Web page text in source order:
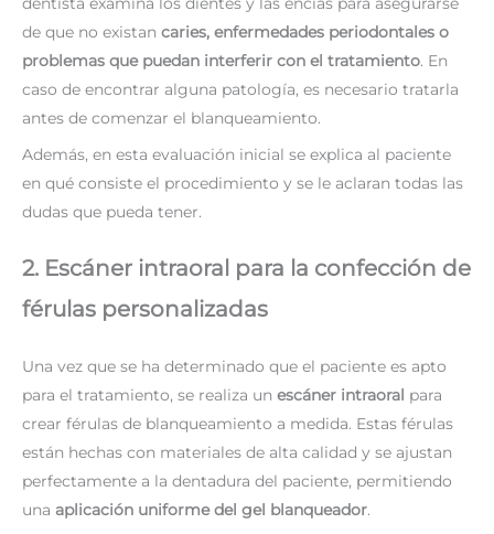
de que no existan caries, enfermedades periodontales o
problemas que puedan interferir con el tratamiento. En
caso de encontrar alguna patología, es necesario tratarla
antes de comenzar el blanqueamiento.
Además, en esta evaluación inicial se explica al paciente
en qué consiste el procedimiento y se le aclaran todas las
dudas que pueda tener.
2. Escáner intraoral para la confección de
férulas personalizadas
Una vez que se ha determinado que el paciente es apto
para el tratamiento, se realiza un escáner intraoral para
crear férulas de blanqueamiento a medida. Estas férulas
están hechas con materiales de alta calidad y se ajustan
perfectamente a la dentadura del paciente, permitiendo
una aplicación uniforme del gel blanqueador.